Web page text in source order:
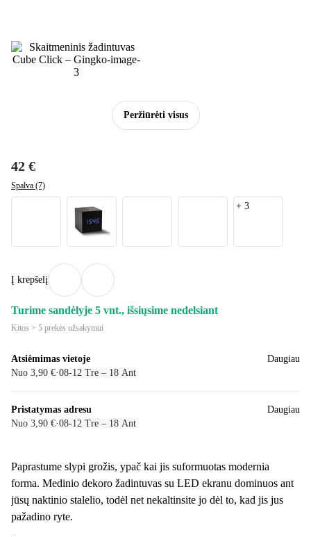
Peržiūrėti visus
42 €
Spalva (7)
+ 3
Į krepšelį
Turime sandėlyje 5 vnt., išsiųsime nedelsiant
Kitos > 5 prekės užsakymui
Atsiėmimas vietoje
Nuo 3,90 €·08‑12 Tre – 18 Ant
Daugiau
Pristatymas adresu
Nuo 3,90 €·08‑12 Tre – 18 Ant
Daugiau
Paprastume slypi grožis, ypač kai jis suformuotas modernia
forma. Medinio dekoro žadintuvas su LED ekranu dominuos ant
jūsų naktinio stalelio, todėl net nekaltinsite jo dėl to, kad jis jus
pažadino ryte.